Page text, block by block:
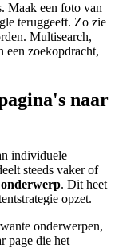
Maak een foto van
teruggeeft. Zo zie
Multisearch,
een zoekopdracht,
naar
individuele
steeds vaker of
onderwerp. Dit heet
opzet.
onderwerpen,
page die het